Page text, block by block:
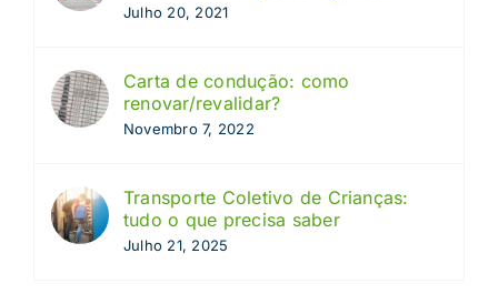
Julho 20, 2021
Carta de condução: como
renovar/revalidar?
Novembro 7, 2022
Transporte Coletivo de Crianças:
tudo o que precisa saber
Julho 21, 2025